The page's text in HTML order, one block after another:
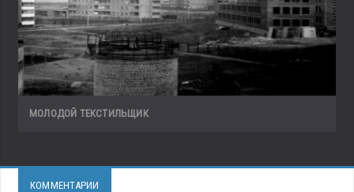
МОЛОДОЙ ТЕКСТИЛЬЩИК
КОММЕНТАРИИ